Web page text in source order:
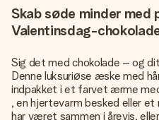
Skab søde minder med
Valentinsdag-
Sig det med chokolade – og
Denne luksuriøse æske med
indpakket i et farvet ærme
, en hjertevarm besked eller
har været sammen i årevis,